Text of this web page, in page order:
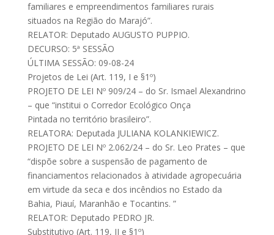
familiares e empreendimentos familiares rurais
situados na Região do Marajó”.
RELATOR: Deputado AUGUSTO PUPPIO.
DECURSO: 5ª SESSÃO
ÚLTIMA SESSÃO: 09-08-24
Projetos de Lei (Art. 119, I e §1º)
PROJETO DE LEI Nº 909/24 – do Sr. Ismael Alexandrino
– que “institui o Corredor Ecológico Onça
Pintada no território brasileiro”.
RELATORA: Deputada JULIANA KOLANKIEWICZ.
PROJETO DE LEI Nº 2.062/24 – do Sr. Leo Prates – que
“dispõe sobre a suspensão de pagamento de
financiamentos relacionados à atividade agropecuária
em virtude da seca e dos incêndios no Estado da
Bahia, Piauí, Maranhão e Tocantins. ”
RELATOR: Deputado PEDRO JR.
Substitutivo (Art. 119, II e §1º)